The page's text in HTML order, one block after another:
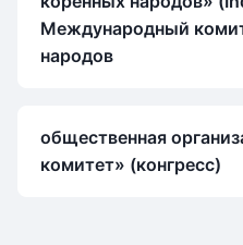
Международный
народов
общественная
комитет» (конгресс)